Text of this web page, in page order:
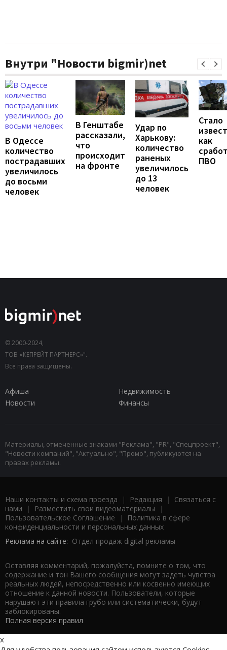
Внутри "Новости bigmir)net
В Одессе
количество
пострадавших
увеличилось
до восьми
человек
В Генштабе
рассказали,
что
происходит
на фронте
Удар по
Харькову:
количество
раненых
увеличилось
до 13
человек
Стало
как
ПВО
© 2000-2024,
ТОВ «КЕПРЕЙТ ПАРТНЕРС»".
Все права защищены.
Афиша
Недвижимость
Новости
Финансы
Материалы, отмеченные знаками "Реклама", "PR", "Спецпроект",
"Новости компаний", "Актуально", "Промо", публикуются на
правах рекламы.
Наши контакты и схема проезда | Редакция | Связаться с
нами | Разместить свои видеоматериалы |
Пользовательское Соглашение |
Политика в сфере
конфиденциальности и персональных данных
Реклама на сайте: Отдел продаж digital рекламы
Оставляя комментарий, пожалуйста, помните о том, что
содержание и тон Вашего сообщения могут задеть чувства
реальных людей, непосредственно или косвенно имеющих
отношение к данной новости. Пользователи, которые
нарушают эти правила грубо или систематически, будут
заблокированы.
Полная версия правил
x